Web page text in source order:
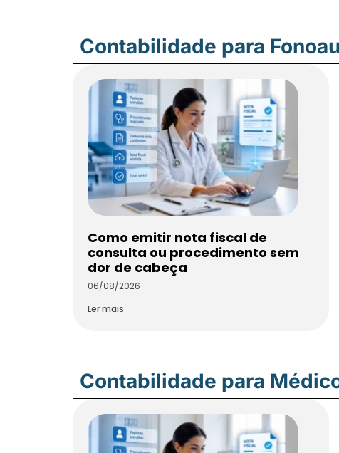
Contabilidade para
Como emitir nota fiscal de
consulta ou procedimento sem
dor de cabeça
06/08/2026
Ler mais
Contabilidade para